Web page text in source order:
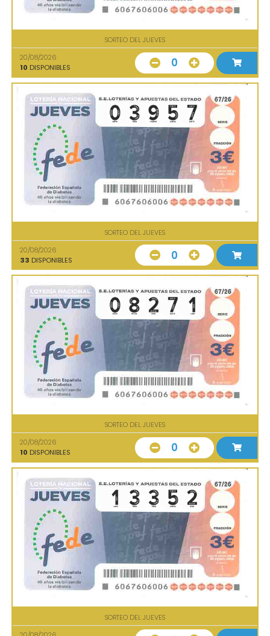
SORTEO DEL JUEVES
20/08/2026
10 DISPONIBLES 0
SORTEO DEL JUEVES
20/08/2026
33 DISPONIBLES 0
SORTEO DEL JUEVES
20/08/2026
10 DISPONIBLES 0
SORTEO DEL JUEVES